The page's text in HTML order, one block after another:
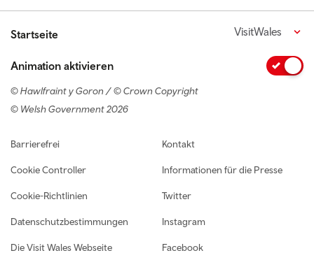
Startseite VisitWales
Animation aktivieren
© Hawlfraint y Goron / © Crown Copyright
© Welsh Government 2026
Footer navigation
Barrierefrei
Cookie Controller
Cookie-Richtlinien
Datenschutzbestimmungen
Die Visit Wales Webseite
Kontakt
Informationen für die Presse
Twitter
Instagram
Facebook